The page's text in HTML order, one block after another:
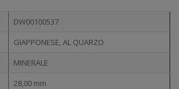
DW00100537
GIAPPONESE, AL QUARZO
MINERALE
28,00 mm